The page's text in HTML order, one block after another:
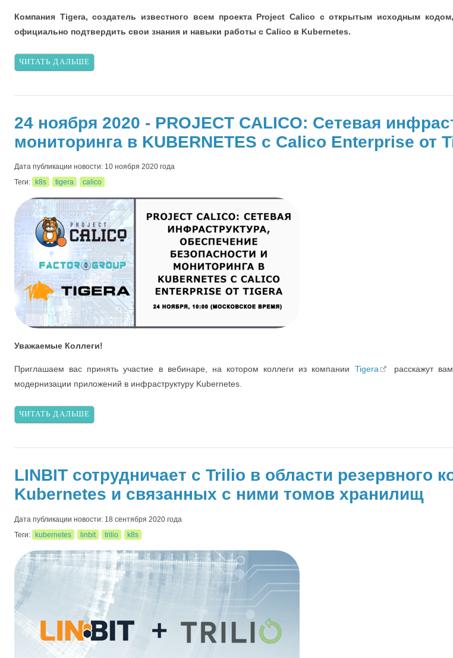
Компания Tigera, создатель известного всем проекта Project Calico с открытым исходным
официально подтвердить свои знания и навыки работы с Calico в Kubernetes.
ЧИТАТЬ ДАЛЬШЕ
24 ноября 2020 - PROJECT CALICO: Сетевая
мониторинга в KUBERNETES c Calico Enterprise от
Дата публикации новости: 10 ноября 2020 года
Теги:
k8s tigera calico
Уважаемые Коллеги!
Приглашаем вас принять участие в вебинаре, на котором коллеги из компании Tigera
расскажут
модернизации приложений в инфраструктуру Kubernetes.
ЧИТАТЬ ДАЛЬШЕ
LINBIT сотрудничает с Trilio в области резервного
Kubernetes и связанных с ними томов хранилищ
Дата публикации новости: 18 сентября 2020 года
Теги:
kubernetes linbit trilio k8s